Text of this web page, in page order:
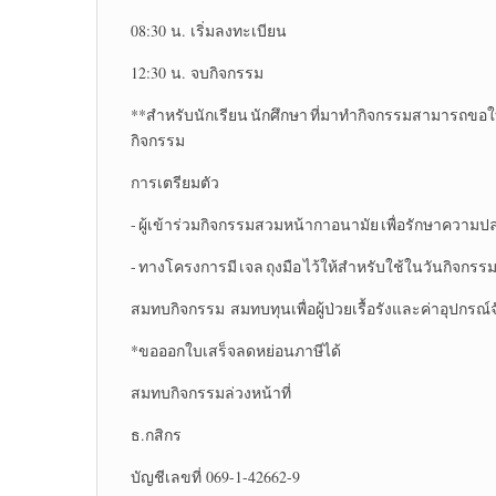
08:30 น. เริ่มลงทะเบียน
12:30 น. จบกิจกรรม
**สำหรับนักเรียน นักศึกษา ที่มาทำกิจกรรมสามารถขอ
กิจกรรม
การเตรียมตัว
- ผู้เข้าร่วมกิจกรรมสวมหน้ากาอนามัย เพื่อรักษาความ
- ทางโครงการมี เจล ถุงมือ ไว้ให้สำหรับใช้ในวันกิจกรรม
สมทบกิจกรรม สมทบทุนเพื่อผู้ป่วยเรื้อรังและค่าอุปกร
*ขอออกใบเสร็จลดหย่อนภาษีได้
สมทบกิจกรรมล่วงหน้าที่
ธ.กสิกร
บัญชีเลขที่ 069-1-42662-9